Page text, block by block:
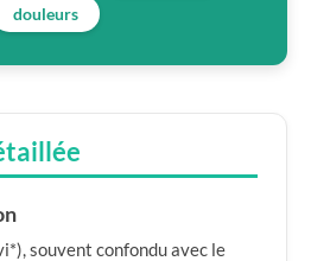
douleurs
souvent confondu avec le